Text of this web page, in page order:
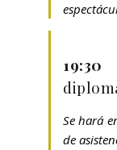
Se hará
de